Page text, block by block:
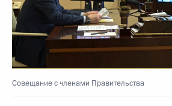
Совещание с членами Правительства